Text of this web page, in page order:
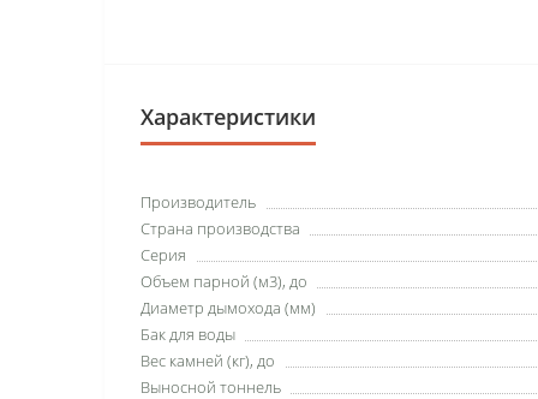
Характеристики
Производитель
Страна производства
Серия
Объем парной (м3), до
Диаметр дымохода (мм)
Бак для воды
Вес камней (кг), до
Выносной тоннель